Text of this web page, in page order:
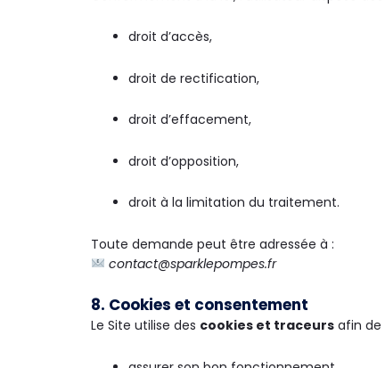
droit d’accès,
droit de rectification,
droit d’effacement,
droit d’opposition,
droit à la limitation du traitement.
Toute demande peut être adressée à :
contact@sparklepompes.fr
8. Cookies et consentement
Le Site utilise des cookies et traceurs afin de